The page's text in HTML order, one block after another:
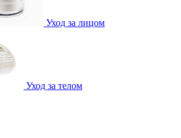
Уход за лицом
Уход за телом